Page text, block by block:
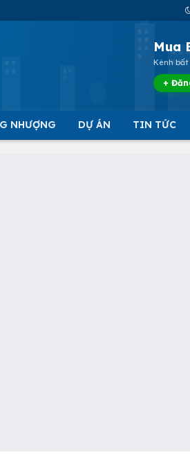
Mua
Kênh
+
NHƯỢNG DỰ ÁN TIN TỨC